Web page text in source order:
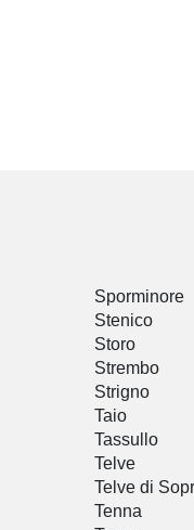
Sporminore
Stenico
Storo
Strembo
Strigno
Taio
Tassullo
Telve
Telve di
Tenna